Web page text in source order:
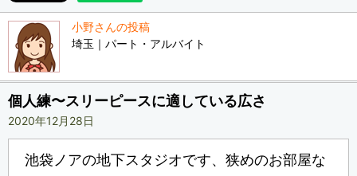
小野さんの投稿
埼玉｜パート・アルバイト
個人練〜スリーピースに適している広さ
2020年12月28日
池袋ノアの地下スタジオです、狭めのお部屋な